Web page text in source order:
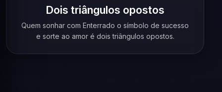
Dois triângulos opostos
Quem sonhar com Enterrado o símbolo de sucesso
e sorte ao amor é dois triângulos opostos.